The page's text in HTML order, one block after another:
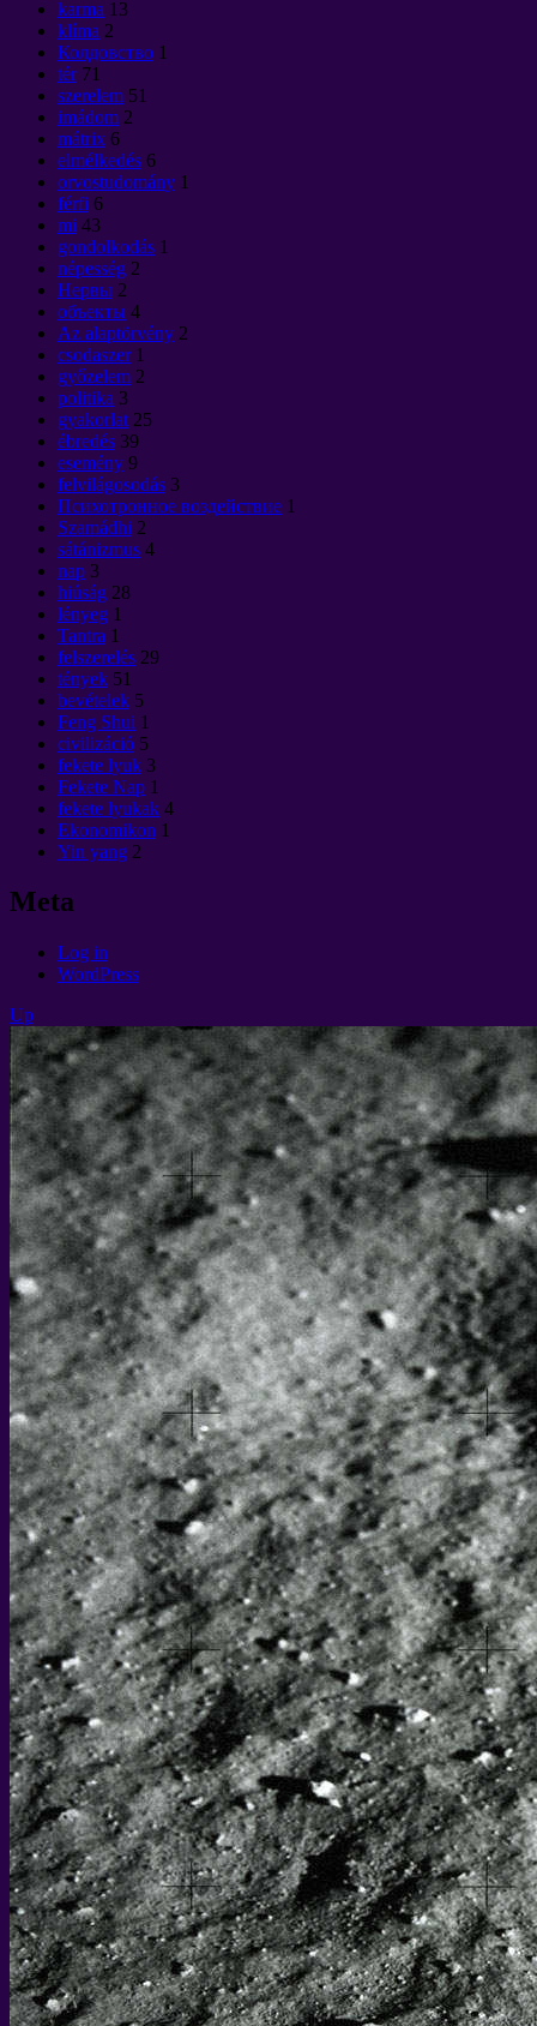
karma 13
klíma 2
Колдовство 1
tér 71
szerelem 51
imádom 2
mátrix 6
elmélkedés 6
orvostudomány 1
férfi 6
mi 43
gondolkodás 1
népesség 2
Нервы 2
объекты 4
Az alaptörvény 2
csodaszer 1
győzelem 2
politika 3
gyakorlat 25
ébredés 39
esemény 9
felvilágosodás 3
Психотронное воздействие 1
Szamádhi 2
sátánizmus 4
nap 3
hiúság 28
lényeg 1
Tantra 1
felszerelés 29
tények 51
bevételek 5
Feng Shui 1
civilizáció 5
fekete lyuk 3
Fekete Nap 1
fekete lyukak 4
Ekonomikon 1
Yin yang 2
Meta
Log in
WordPress
Up